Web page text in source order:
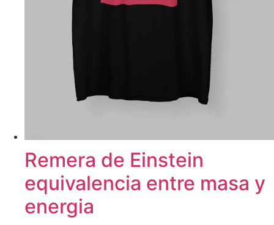
Remera de Einstein
equivalencia entre masa y
energia